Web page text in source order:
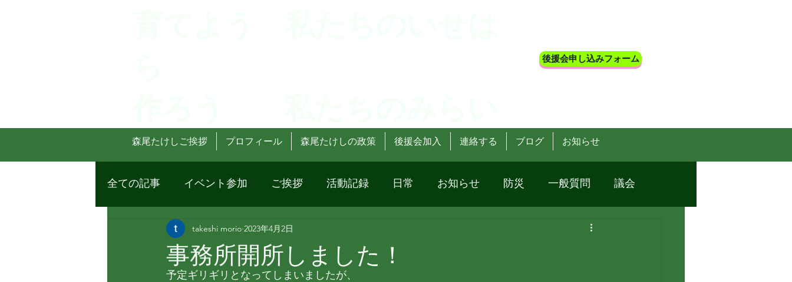
後援会申し込みフォーム
森尾たけしご挨拶 プロフィール 森尾たけしの政策 後援会加入 連絡する ブログ お知らせ
全ての記事 イベント参加 ご挨拶 活動記録 日常 お知らせ 防災 一般質問 議会
事務所開所しました！
takeshi morio 2023年4月2日
予定ギリギリとなってしまいましたが、